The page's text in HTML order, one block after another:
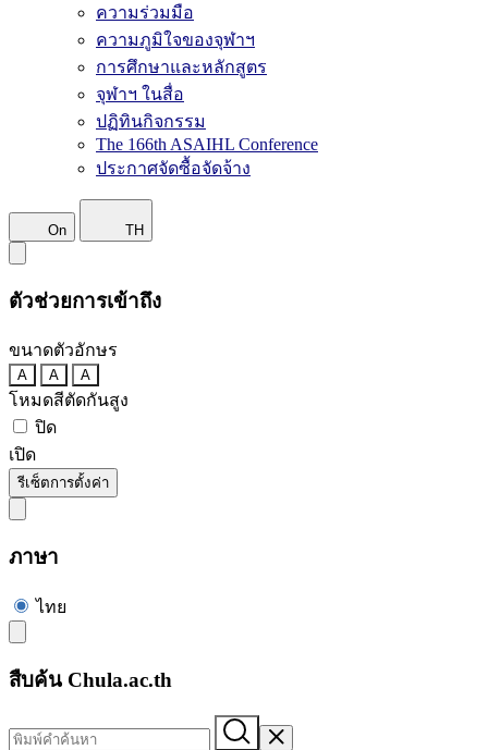
ความร่วมมือ
ความภูมิใจของจุฬาฯ
การศึกษาและหลักสูตร
จุฬาฯ ในสื่อ
ปฏิทินกิจกรรม
The 166th ASAIHL Conference
ประกาศจัดซื้อจัดจ้าง
On TH
ตัวช่วยการเข้าถึง
ขนาดตัวอักษร
A A A
โหมดสีตัดกันสูง
ปิด
เปิด
รีเซ็ตการตั้งค่า
ภาษา
ไทย
สืบค้น Chula.ac.th